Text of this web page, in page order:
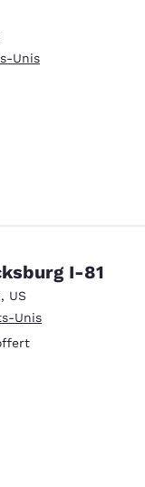
Unis
I-81
, US
Unis
reseñas